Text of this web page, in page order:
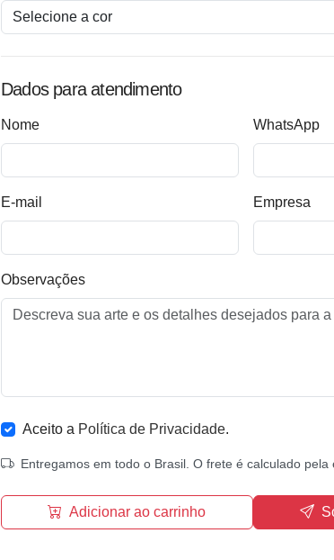
Dados para atendimento
Nome WhatsApp
E-mail Empresa
Observações
Aceito a Política de Privacidade.
Entregamos em todo o Brasil. O frete é calculado pela
Adicionar ao carrinho